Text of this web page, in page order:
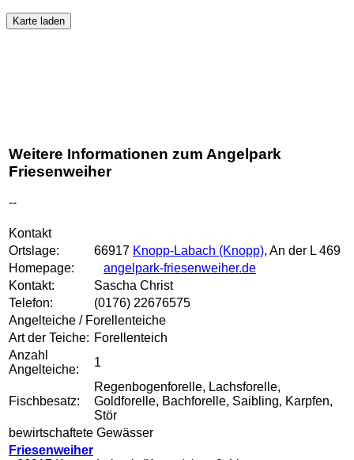
Karte laden
Weitere Informationen zum Angelpark
Friesenweiher
--
Kontakt
Ortslage:
66917 Knopp-Labach (Knopp), An der L 469
Homepage:
angelpark-friesenweiher.de
Kontakt:
Sascha Christ
Telefon:
(0176) 22676575
Angelteiche / Forellenteiche
Art der Teiche: Forellenteich
Anzahl
Angelteiche:
1
Fischbesatz:
Regenbogenforelle, Lachsforelle,
Goldforelle, Bachforelle, Saibling, Karpfen,
Stör
bewirtschaftete Gewässer
Friesenweiher